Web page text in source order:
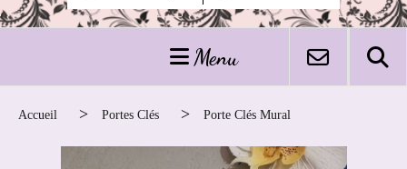
Menu
Accueil Portes Clés Porte Clés Mural